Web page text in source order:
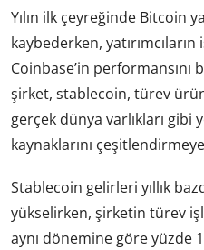
Yılın ilk çeyreğinde Bitcoin
kaybederken,
Coinbase’in performansını
şirket, stablecoin, türev
gerçek dünya varlıkları
kaynaklarını çeşitlendirmeye
Stablecoin gelirleri yıllık
yükselirken, şirketin türev
aynı dönemine göre yüzde